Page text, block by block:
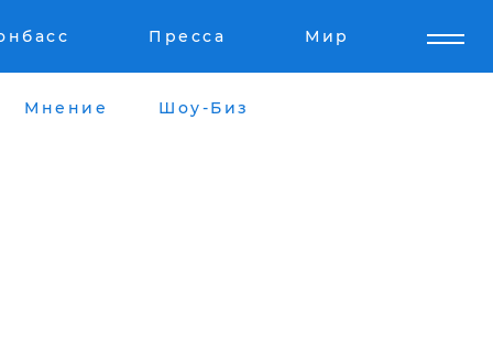
Пресса Мир
Мнение Шоу-Биз